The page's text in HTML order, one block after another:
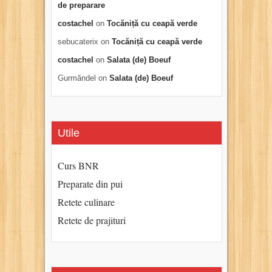
de preparare
costachel on Tocăniță cu ceapă verde
sebucaterix on Tocăniță cu ceapă verde
costachel on Salata (de) Boeuf
Gurmăndel on Salata (de) Boeuf
Utile
Curs BNR
Preparate din pui
Retete culinare
Retete de prajituri